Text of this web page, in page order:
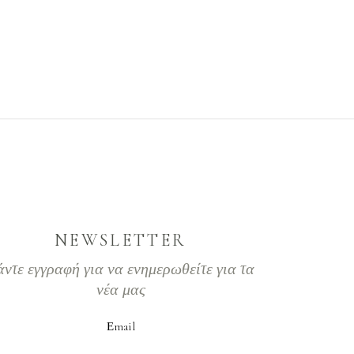
NEWSLETTER
εγγραφή για να ενημερωθείτε για τα
νέα μας
Εmail